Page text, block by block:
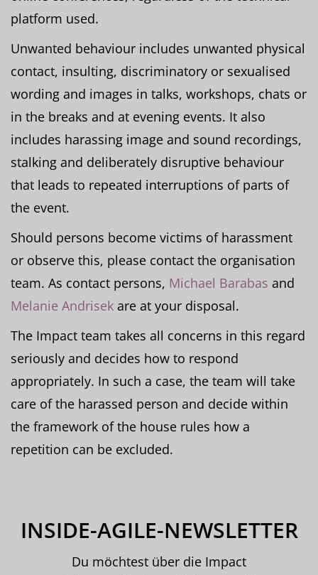
platform used.
Unwanted behaviour includes unwanted physical
contact, insulting, discriminatory or sexualised
wording and images in talks, workshops, chats or
in the breaks and at evening events. It also
includes harassing image and sound recordings,
stalking and deliberately disruptive behaviour
that leads to repeated interruptions of parts of
the event.
Should persons become victims of harassment
or observe this, please contact the organisation
team. As contact persons, Michael Barabas and
Melanie Andrisek are at your disposal.
The Impact team takes all concerns in this regard
seriously and decides how to respond
appropriately. In such a case, the team will take
care of the harassed person and decide within
the framework of the house rules how a
repetition can be excluded.
INSIDE-AGILE-NEWSLETTER
Du möchtest über die Impact